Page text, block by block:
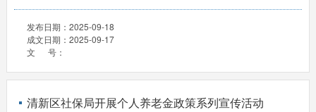
发布日期： 2025-09-18
成文日期： 2025-09-17
文 号：
清新区社保局开展个人养老金政策系列宣传活动